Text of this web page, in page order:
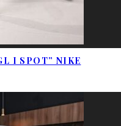
I SPOT” NIKE